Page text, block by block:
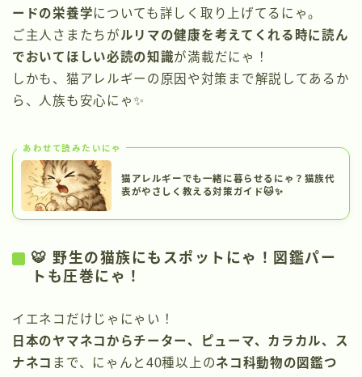
ードの栄養学についても詳しく取り上げてるにゃ。
ご主人さまたちがルリマの健康を考えてくれる時に読ん
でおいてほしい必読の知識が満載だにゃ！
しかも、猫アレルギーの原因や対策まで解説してあるか
ら、人族も安心にゃ✨
あわせて読みたいにゃ
猫アレルギーでも一緒に暮らせるにゃ？猫族代
表がやさしく教える対策ガイド🐱✨
🐯 野生の猫族にもスポットにゃ！図鑑パー
トも圧巻にゃ！
イエネコだけじゃにゃい！
日本のヤマネコからチーター、ピューマ、カラカル、ス
ナネコ まで、にゃんと40種以上のネコ科動物の図鑑つ